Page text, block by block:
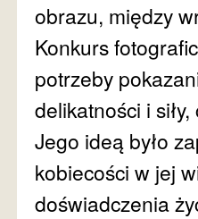
obrazu, między
Konkurs
potrzeby
delikatności i
Jego ideą było
kobiecości w jej
doświadczenia